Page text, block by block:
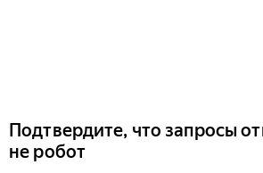
Подтвердите, что запросы
не робот